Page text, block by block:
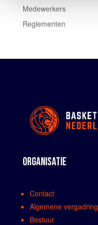
Medewerkers
Reglementen
ORGANISATIE
Contact
Algemene vergadring
Bestuur